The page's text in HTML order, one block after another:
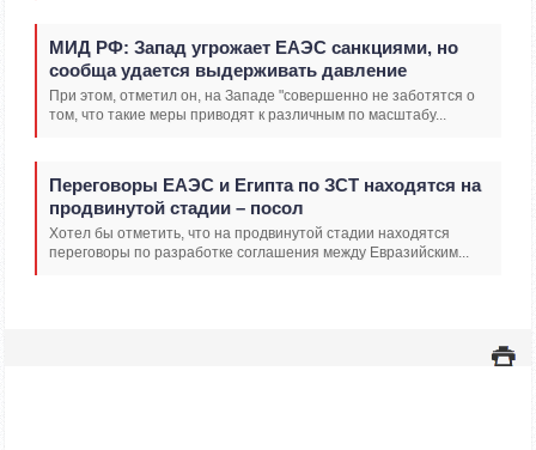
МИД РФ: Запад угрожает ЕАЭС санкциями, но
сообща удается выдерживать давление
При этом, отметил он, на Западе "совершенно не заботятся о
том, что такие меры приводят к различным по масштабу...
Переговоры ЕАЭС и Египта по ЗСТ находятся на
продвинутой стадии – посол
Хотел бы отметить, что на продвинутой стадии находятся
переговоры по разработке соглашения между Евразийским...